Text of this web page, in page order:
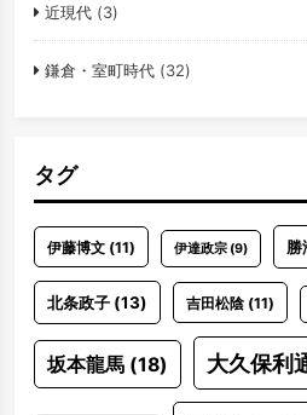
近現代(3)
鎌倉・室町時代(32)
タグ
伊藤博文(11) 伊達政宗(9) 勝
北条政子(13) 吉田松陰(11)
坂本龍馬(18) 大久保利